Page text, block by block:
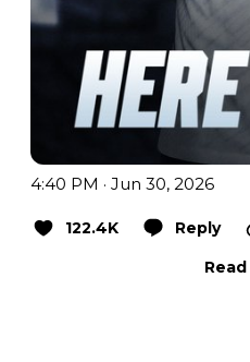
4:40 PM · Jun 30, 2026
122.4K Reply